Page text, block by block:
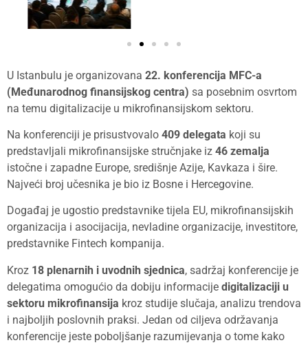
U Istanbulu je organizovana 22. konferencija MFC-a
(Međunarodnog finansijskog centra) sa posebnim osvrtom
na temu digitalizacije u mikrofinansijskom sektoru.
Na konferenciji je prisustvovalo 409 delegata koji su
predstavljali mikrofinansijske stručnjake iz 46 zemalja
istočne i zapadne Europe, središnje Azije, Kavkaza i šire.
Najveći broj učesnika je bio iz Bosne i Hercegovine.
Događaj je ugostio predstavnike tijela EU, mikrofinansijskih
organizacija i asocijacija, nevladine organizacije, investitore,
predstavnike Fintech kompanija.
Kroz 18 plenarnih i uvodnih sjednica, sadržaj konferencije je
delegatima omogućio da dobiju informacije digitalizaciji u
sektoru mikrofinansija kroz studije slučaja, analizu trendova
i najboljih poslovnih praksi. Jedan od ciljeva održavanja
konferencije jeste poboljšanje razumijevanja o tome kako